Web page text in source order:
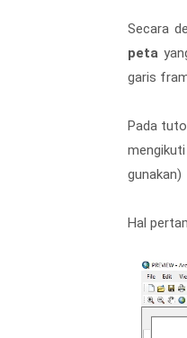
Secara
peta
garis
Pada
gunakan)
Hal